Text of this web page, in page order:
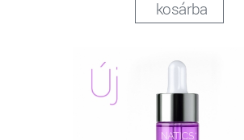
kosárba